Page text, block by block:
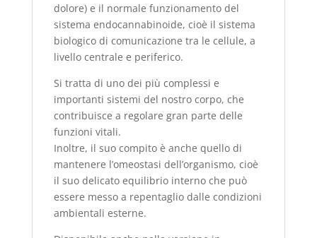
dolore) e il normale funzionamento del
sistema endocannabinoide, cioè il sistema
biologico di comunicazione tra le cellule, a
livello centrale e periferico.
Si tratta di uno dei più complessi e
importanti sistemi del nostro corpo, che
contribuisce a regolare gran parte delle
funzioni vitali.
Inoltre, il suo compito è anche quello di
mantenere l’omeostasi dell’organismo, cioè
il suo delicato equilibrio interno che può
essere messo a repentaglio dalle condizioni
ambientali esterne.